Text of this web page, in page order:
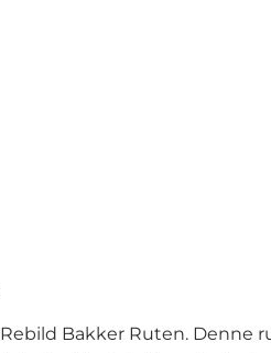
Rebild Bakker Ruten. Denne